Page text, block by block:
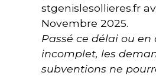
stgenislesollieres.fr
Novembre 2025.
Passé ce délai ou en
incomplet, les
subventions ne